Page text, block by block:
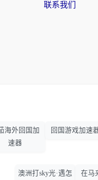
联系我们
海外回国加
速器
回国游戏加速
澳洲打sky光·遇怎 在马